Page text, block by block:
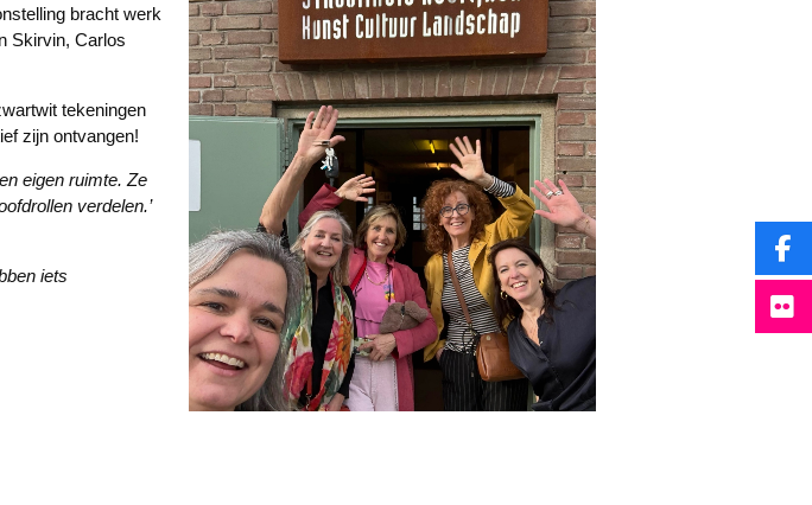
bracht werk
Skirvin, Carlos
tekeningen
zijn ontvangen!
eigen ruimte. Ze
verdelen.’
iets